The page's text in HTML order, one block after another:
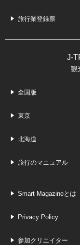
旅行業登録票
J-
観
全国版
東京
北海道
旅行のマニュアル
Smart Magazineとは
Privacy Policy
参加クリエイター